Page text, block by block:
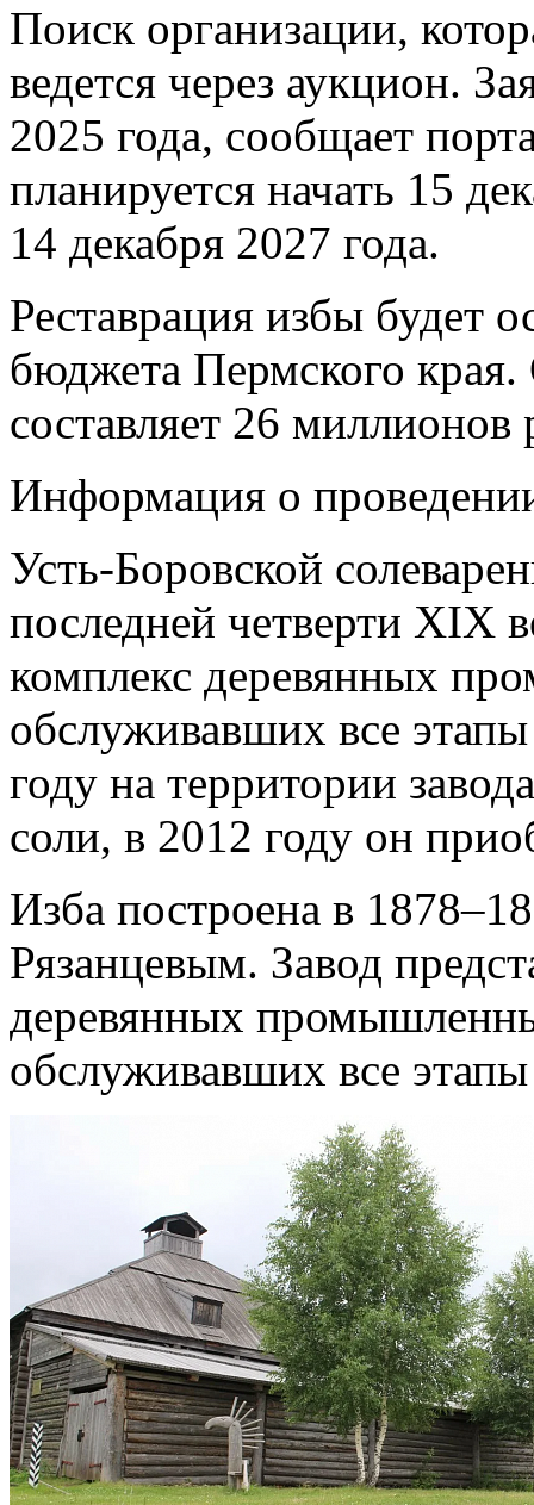
Поиск организации,
ведется через аукцион.
2025 года, сообщает
планируется начать 15
14 декабря 2027 года.
Реставрация избы будет
бюджета Пермского
составляет 26 миллионов
Информация о
Усть-Боровской
последней четверти XIX
комплекс деревянных
обслуживавших все
году на территории
соли, в 2012 году он
Изба построена в
Рязанцевым. Завод
деревянных
обслуживавших все